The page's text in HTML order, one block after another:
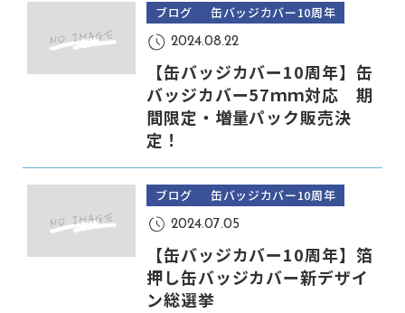
2024.08.22
ブログ 缶バッジカバー10周年
【缶バッジカバー10周年】缶
バッジカバー57ｍｍ対応 期
間限定・増量パック販売決
定！
2024.07.05
ブログ 缶バッジカバー10周年
【缶バッジカバー10周年】箔
押し缶バッジカバー新デザイ
ン総選挙